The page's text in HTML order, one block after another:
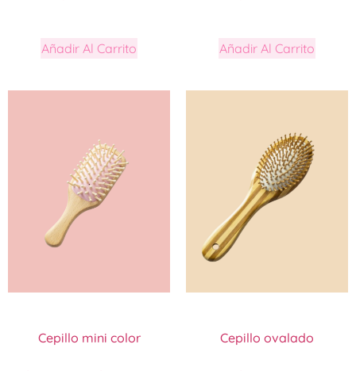
Añadir Al Carrito Añadir Al Carrito
Cepillo mini color Cepillo ovalado